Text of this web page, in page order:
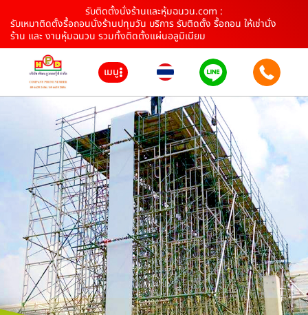
รับติดตั้งนั่งร้านและหุ้มฉนวน.com :
รับเหมาติดตั้งรื้อถอนนั่งร้านปทุมวัน บริการ รับติดตั้ง รื้อถอน ให้เช่านั่ง
ร้าน และ งานหุ้มฉนวน รวมทั้งติดตั้งแผ่นอลูมิเนียม
เมนู